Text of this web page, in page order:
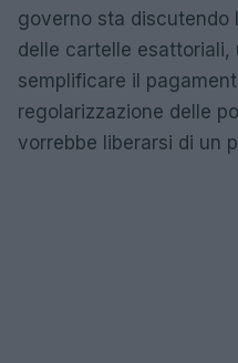
governo sta discutendo
delle cartelle esattoriali,
semplificare il
regolarizzazione delle
vorrebbe liberarsi di un